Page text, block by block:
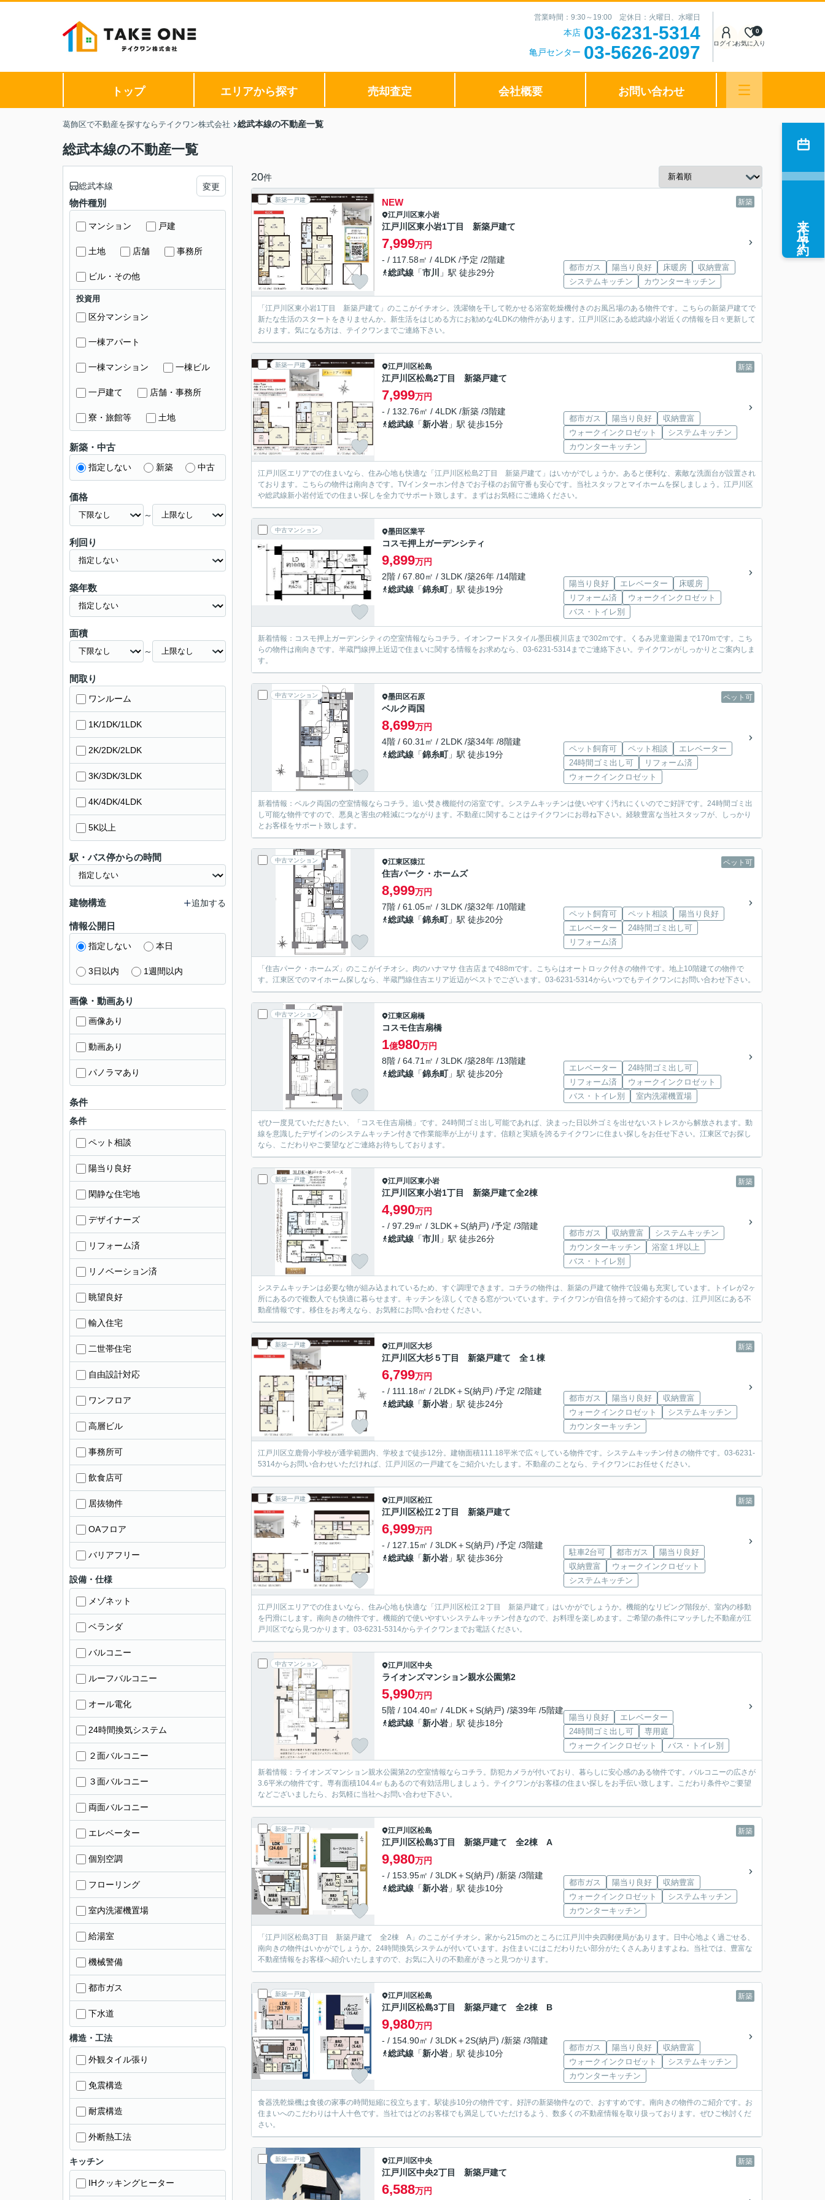
営業時間：9:30～19:00 定休日：火曜日、水曜日
本店 03-6231-5314
亀戸センター 03-5626-2097 ログインお気に入り
0
トップ エリアから探す 売却査定 会社概要 お問い合わせ
葛飾区で不動産を探すならテイクワン株式会社 総武本線の不動産一覧
総武本線の不動産一覧
20件
新築一戸建 新築
NEW
江戸川区東小岩
江戸川区東小岩1丁目 新築戸建て
7,999万円
- / 117.58㎡ / 4LDK /予定 /2階建
総武線 「市川 」駅 徒歩29分
都市ガス 陽当り良好 床暖房
収納豊富
システムキッチン
カウンターキッチン
「江戸川区東小岩1丁目 新築戸建て」のここがイチオシ。洗濯物を干して乾かせる浴室乾燥機付きのお風呂場のある物件です。こちらの新築戸建てで
新たな生活のスタートをきりませんか。新生活をはじめる方にお勧めな4LDKの物件があります。江戸川区にある総武線小岩近くの情報を日々更新して
おります。気になる方は、テイクワンまでご連絡下さい。
新築一戸建 新築
江戸川区松島
江戸川区松島2丁目 新築戸建て
7,999万円
- / 132.76㎡ / 4LDK /新築 /3階建
総武線 「新小岩 」駅 徒歩15分
都市ガス 陽当り良好
収納豊富
ウォークインクロゼット
システムキッチン
カウンターキッチン
江戸川区エリアでの住まいなら、住み心地も快適な「江戸川区松島2丁目 新築戸建て」はいかがでしょうか。あると便利な、素敵な洗面台が設置され
ております。こちらの物件は南向きです。TVインターホン付きでお子様のお留守番も安心です。当社スタッフとマイホームを探しましょう。江戸川区
や総武線新小岩付近での住まい探しを全力でサポート致します。まずはお気軽にご連絡ください。
中古マンション 墨田区業平
コスモ押上ガーデンシティ
9,899万円
2階 / 67.80㎡ / 3LDK /築26年 /14階建
総武線 「錦糸町」駅 徒歩19分
陽当り良好 エレベーター
床暖房
リフォーム済
ウォークインクロゼット
バス・トイレ別
新着情報：コスモ押上ガーデンシティの空室情報ならコチラ。イオンフードスタイル墨田横川店まで302mです。くるみ児童遊園まで170mです。こち
らの物件は南向きです。半蔵門線押上近辺で住まいに関する情報をお求めなら、03-6231-5314までご連絡下さい。テイクワンがしっかりとご案内しま
す。
中古マンション ペット可
墨田区石原
ベルク両国
8,699万円
4階 / 60.31㎡ / 2LDK /築34年 /8階建
総武線 「錦糸町」駅 徒歩19分
ペット飼育可 ペット相談
エレベーター
24時間ゴミ出し可
リフォーム済
ウォークインクロゼット
新着情報：ベルク両国の空室情報ならコチラ。追い焚き機能付の浴室です。システムキッチンは使いやすく汚れにくいのでご好評です。24時間ゴミ出
し可能な物件ですので、悪臭と害虫の軽減につながります。不動産に関することはテイクワンにお尋ね下さい。経験豊富な当社スタッフが、しっかり
とお客様をサポート致します。
中古マンション ペット可
江東区猿江
住吉パーク・ホームズ
8,999万円
7階 / 61.05㎡ / 3LDK /築32年 /10階建
総武線 「錦糸町」駅 徒歩20分
ペット飼育可 ペット相談
陽当り良好
エレベーター
24時間ゴミ出し可
リフォーム済
「住吉パーク・ホームズ」のここがイチオシ。肉のハナマサ 住吉店まで488mです。こちらはオートロック付きの物件です。地上10階建ての物件で
す。江東区でのマイホーム探しなら、半蔵門線住吉エリア近辺がベストでございます。03-6231-5314からいつでもテイクワンにお問い合わせ下さい。
中古マンション 江東区扇橋
コスモ住吉扇橋
1億980万円
8階 / 64.71㎡ / 3LDK /築28年 /13階建
総武線 「錦糸町」駅 徒歩20分
エレベーター
24時間ゴミ出し可
リフォーム済
ウォークインクロゼット
バス・トイレ別
室内洗濯機置場
ぜひ一度見ていただきたい、「コスモ住吉扇橋」です。24時間ゴミ出し可能であれば、決まった日以外ゴミを出せないストレスから解放されます。動
線を意識したデザインのシステムキッチン付きで作業能率が上がります。信頼と実績を誇るテイクワンに住まい探しをお任せ下さい。江東区でお探し
なら、こだわりやご要望などご連絡お待ちしております。
新築一戸建 新築
江戸川区東小岩
江戸川区東小岩1丁目 新築戸建て全2棟
4,990万円
- / 97.29㎡ / 3LDK＋S(納戸) /予定 /3階建
総武線 「市川 」駅 徒歩26分
都市ガス 収納豊富
システムキッチン
カウンターキッチン
浴室１坪以上
バス・トイレ別
システムキッチンは必要な物が組み込まれているため、すぐ調理できます。コチラの物件は、新築の戸建て物件で設備も充実しています。トイレが2ヶ
所にあるので複数人でも快適に暮らせます。キッチンを涼しくできる窓がついています。テイクワンが自信を持って紹介するのは、江戸川区にある不
動産情報です。移住をお考えなら、お気軽にお問い合わせください。
新築一戸建 新築
江戸川区大杉
江戸川区大杉５丁目 新築戸建て 全１棟
6,799万円
- / 111.18㎡ / 2LDK＋S(納戸) /予定 /2階建
総武線 「新小岩 」駅 徒歩24分
都市ガス 陽当り良好
収納豊富
ウォークインクロゼット
システムキッチン
カウンターキッチン
江戸川区立鹿骨小学校が通学範囲内、学校まで徒歩12分。建物面積111.18平米で広々している物件です。システムキッチン付きの物件です。03-6231-
5314からお問い合わせいただければ、江戸川区の一戸建てをご紹介いたします。不動産のことなら、テイクワンにお任せください。
新築一戸建 新築
江戸川区松江
江戸川区松江２丁目 新築戸建て
6,999万円
- / 127.15㎡ / 3LDK＋S(納戸) /予定 /3階建
総武線 「新小岩 」駅 徒歩36分
駐車2台可 都市ガス
陽当り良好
収納豊富
ウォークインクロゼット
システムキッチン
江戸川区エリアでの住まいなら、住み心地も快適な「江戸川区松江２丁目 新築戸建て」はいかがでしょうか。機能的なリビング階段が、室内の移動
を円滑にします。南向きの物件です。機能的で使いやすいシステムキッチン付きなので、お料理を楽しめます。ご希望の条件にマッチした不動産が江
戸川区でなら見つかります。03-6231-5314からテイクワンまでお電話ください。
中古マンション 江戸川区中央
ライオンズマンション親水公園第2
5,990万円
5階 / 104.40㎡ / 4LDK＋S(納戸) /築39年 /5階建
総武線 「新小岩 」駅 徒歩18分
陽当り良好
エレベーター
24時間ゴミ出し可
専用庭
ウォークインクロゼット
バス・トイレ別
新着情報：ライオンズマンション親水公園第2の空室情報ならコチラ。防犯カメラが付いており、暮らしに安心感のある物件です。バルコニーの広さが
3.6平米の物件です。専有面積104.4㎡もあるので有効活用しましょう。テイクワンがお客様の住まい探しをお手伝い致します。こだわり条件やご要望
などございましたら、お気軽に当社へお問い合わせ下さい。
新築一戸建 新築
江戸川区松島
江戸川区松島3丁目 新築戸建て 全2棟 A
9,980万円
- / 153.95㎡ / 3LDK＋S(納戸) /新築 /3階建
総武線 「新小岩 」駅 徒歩10分
都市ガス 陽当り良好
収納豊富
ウォークインクロゼット
システムキッチン
カウンターキッチン
「江戸川区松島3丁目 新築戸建て 全2棟 A」のここがイチオシ。家から215mのところに江戸川中央四郵便局があります。日中心地よく過ごせる、
南向きの物件はいかがでしょうか。24時間換気システムが付いています。お住まいにはこだわりたい部分がたくさんありますよね。当社では、豊富な
不動産情報をお客様へ紹介いたしますので、お気に入りの不動産がきっと見つかります。
新築一戸建 新築
江戸川区松島
江戸川区松島3丁目 新築戸建て 全2棟 B
9,980万円
- / 154.90㎡ / 3LDK＋2S(納戸) /新築 /3階建
総武線 「新小岩 」駅 徒歩10分
都市ガス 陽当り良好
収納豊富
ウォークインクロゼット
システムキッチン
カウンターキッチン
食器洗乾燥機は食後の家事の時間短縮に役立ちます。駅徒歩10分の物件です。好評の新築物件なので、おすすめです。南向きの物件のご紹介です。お
住まいへのこだわりは十人十色です。当社ではどのお客様でも満足していただけるよう、数多くの不動産情報を取り扱っております。ぜひご検討くだ
さい。
新築一戸建 新築
江戸川区中央
江戸川区中央2丁目 新築戸建て
6,588万円
総武本線 変更
物件種別
マンション 戸建
土地 店舗 事務所
ビル・その他
投資用
区分マンション
一棟アパート
一棟マンション 一棟ビル
一戸建て 店舗・事務所
寮・旅館等 土地
新築・中古
指定しない 新築 中古
価格
～
利回り
築年数
面積
～
間取り
ワンルーム
1K/1DK/1LDK
2K/2DK/2LDK
3K/3DK/3LDK
4K/4DK/4LDK
5K以上
駅・バス停からの時間
建物構造 追加する
情報公開日
指定しない 本日
3日以内 1週間以内
画像・動画あり
画像あり
動画あり
パノラマあり
条件
条件
ペット相談
陽当り良好
閑静な住宅地
デザイナーズ
リフォーム済
リノベーション済
眺望良好
輸入住宅
二世帯住宅
自由設計対応
ワンフロア
高層ビル
事務所可
飲食店可
居抜物件
OAフロア
バリアフリー
設備・仕様
メゾネット
ベランダ
バルコニー
ルーフバルコニー
オール電化
24時間換気システム
２面バルコニー
３面バルコニー
両面バルコニー
エレベーター
個別空調
フローリング
室内洗濯機置場
給湯室
機械警備
都市ガス
下水道
構造・工法
外観タイル張り
免震構造
耐震構造
外断熱工法
キッチン
IHクッキングヒーター
来店予約